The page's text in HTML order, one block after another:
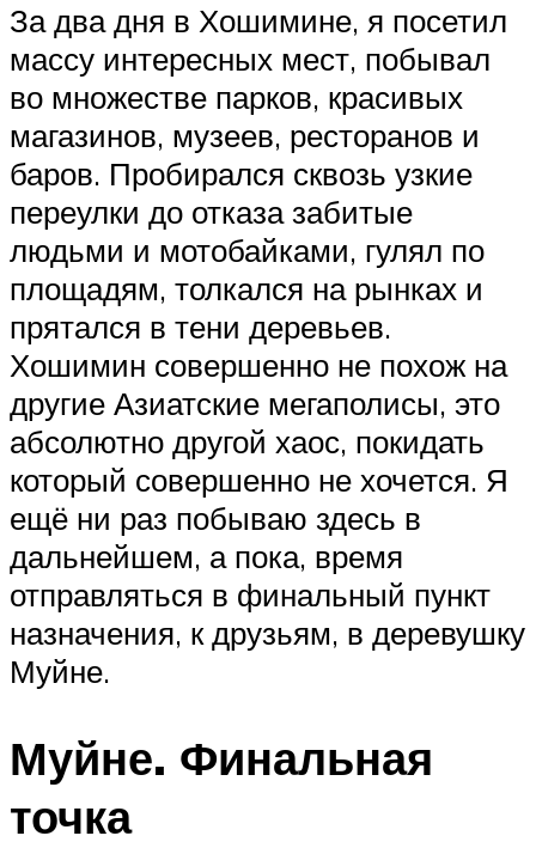
За два дня в Хошимине, я посетил
массу интересных мест, побывал
во множестве парков, красивых
магазинов, музеев, ресторанов и
баров. Пробирался сквозь узкие
переулки до отказа забитые
людьми и мотобайками, гулял по
площадям, толкался на рынках и
прятался в тени деревьев.
Хошимин совершенно не похож на
другие Азиатские мегаполисы, это
абсолютно другой хаос, покидать
который совершенно не хочется. Я
ещё ни раз побываю здесь в
дальнейшем, а пока, время
отправляться в финальный пункт
назначения, к друзьям, в деревушку
Муйне.
Муйне. Финальная
точка